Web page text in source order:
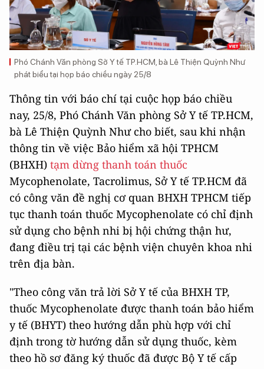
Phó Chánh Văn phòng Sở Y tế TP.HCM, bà Lê Thiện Quỳnh Như
phát biểu tại họp báo chiều ngày 25/8
Thông tin với báo chí tại cuộc họp báo chiều
nay, 25/8, Phó Chánh Văn phòng Sở Y tế TP.HCM,
bà Lê Thiện Quỳnh Như cho biết, sau khi nhận
thông tin về việc Bảo hiểm xã hội TPHCM
(BHXH) tạm dừng thanh toán thuốc
Mycophenolate, Tacrolimus, Sở Y tế TP.HCM đã
có công văn đề nghị cơ quan BHXH TPHCM tiếp
tục thanh toán thuốc Mycophenolate có chỉ định
sử dụng cho bệnh nhi bị hội chứng thận hư,
đang điều trị tại các bệnh viện chuyên khoa nhi
trên địa bàn.
"Theo công văn trả lời Sở Y tế của BHXH TP,
thuốc Mycophenolate được thanh toán bảo hiểm
y tế (BHYT) theo hướng dẫn phù hợp với chỉ
định trong tờ hướng dẫn sử dụng thuốc, kèm
theo hồ sơ đăng ký thuốc đã được Bộ Y tế cấp